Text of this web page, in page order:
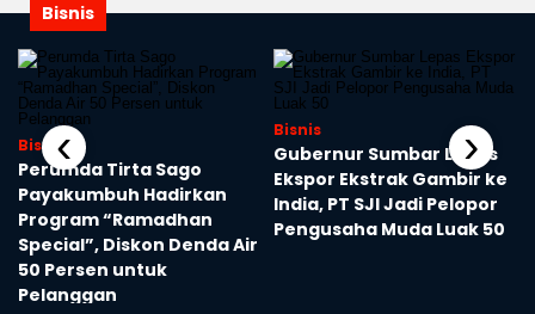
Bisnis
Bisnis
Perumda Tirta Sago
Payakumbuh Hadirkan
Program “Ramadhan
Special”, Diskon Denda Air
50 Persen untuk
Pelanggan
Bisnis
Gubernur Sumbar Lepas
Ekspor Ekstrak Gambir ke
India, PT SJI Jadi Pelopor
Pengusaha Muda Luak 50
‹ ›